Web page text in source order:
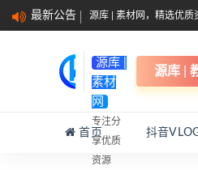
最新公告 源库 | 素材网，精选优质
源库 |
素材
网
专注分
享优质
资源
源库 |
首页 抖音